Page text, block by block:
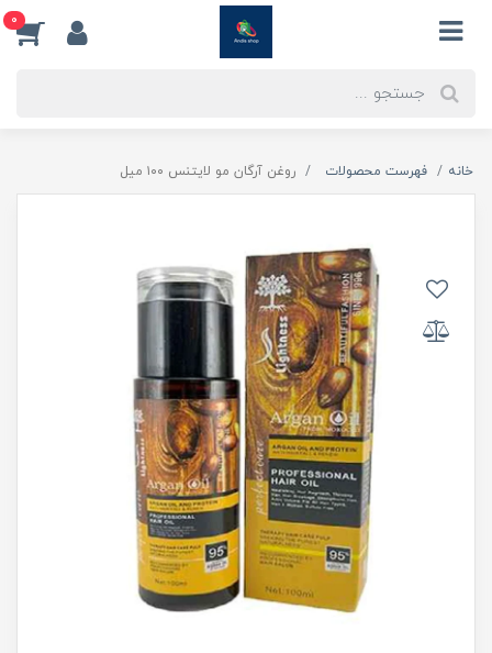
0
خانه فهرست محصولات روغن آرگان مو لایتنس ۱۰۰ میل